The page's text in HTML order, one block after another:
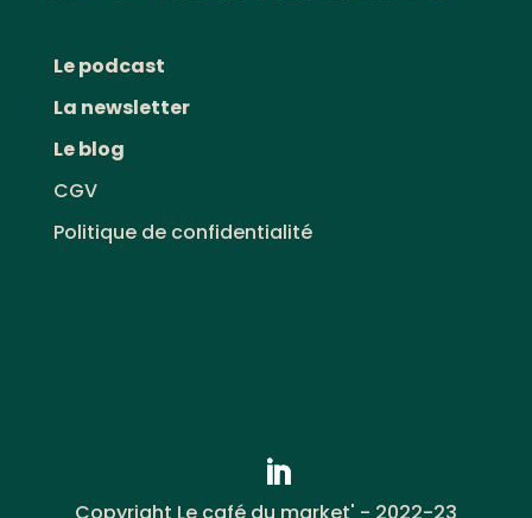
Le podcast
La newsletter
Le blog
CGV
Politique de confidentialité